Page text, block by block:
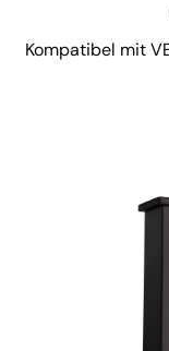
Kompatibel mit